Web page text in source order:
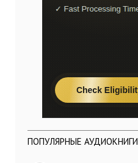
ПОПУЛЯРНЫЕ АУДИОКНИГИ